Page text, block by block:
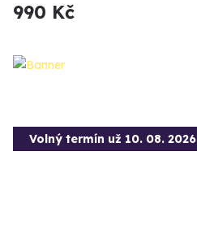
990 Kč
Volný termín už 10. 08. 2026